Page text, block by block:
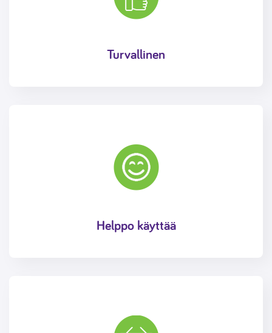
Turvallinen
Helppo käyttää